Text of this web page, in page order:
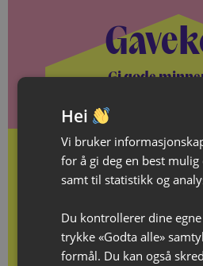
Gi gode
Hei
Vi bruker
for å gi deg en best mulig
samt til statistikk og
Du kontrollerer dine
trykke «Godta alle»
formål. Du kan også